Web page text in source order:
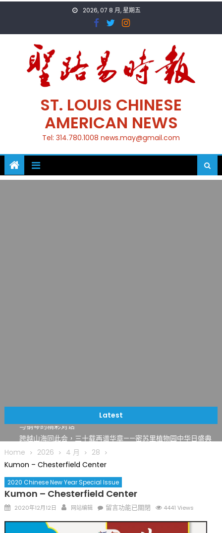
2026, 07 8 月, 星期五
ST. LOUIS CHINESE
AMERICAN NEWS
Tel: 314.780.1008 news.may@gmail.com
Latest
筝声与琴韵交汇：刘励(Li Statler)与钢琴家Darek演绎一场古筝
与钢琴的精彩对话
跨越山海同此会，三十载再谱华章——密苏里植物园中华日盛典
圆满举行
圣路易龙舟俱乐部5月16日龙舟体验日 邀请各界亲身体验划行乐
三十二载跨越时空的相逢
执掌密苏里植物园近四十年 致力推动全球植物多样性研究与中美
合作 Peter Raven 博士逝世 享年89岁
一晃三十年，初夏又相逢。中华日，等你来赴约 —— 密苏里植物
Home 2026 4 月
28
Kumon – Chesterfield Center
2020 Chinese New Year Special Issue
Kumon – Chesterfield Center
Posted
2020年12月12日 Author
网站编辑
在
–
留言功能已關閉 4441 Views